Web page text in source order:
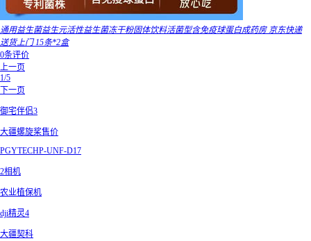
通用益生菌益生元活性益生菌冻干粉固体饮料活菌型含免疫球蛋白成药房 京东快递
送货上门 15条*2盒
0条评价
上一页
1/5
下一页
御宅伴侣3
大疆螺旋桨售价
PGYTECHP-UNF-D17
2相机
农业植保机
dji精灵4
大疆契科